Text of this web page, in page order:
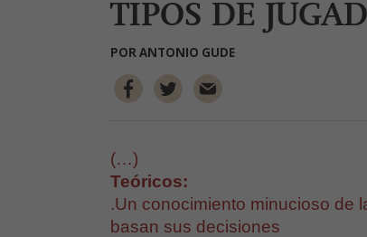
TIPOS DE
PORANTONIO GUDE
(…)
Teóricos:
.Un conocimiento minucioso de
basan sus decisiones